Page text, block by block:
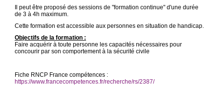
Il peut être proposé des sessions de "formation continue" d'une durée
de 3 à 4h maximum.
Cette formation est accessible aux personnes en situation de handicap.
Objectifs de la formation :
Faire acquérir à toute personne les capacités nécessaires pour
concourir par son comportement à la sécurité civile
Fiche RNCP France compétences :
https://www.francecompetences.fr/recherche/rs/2387/